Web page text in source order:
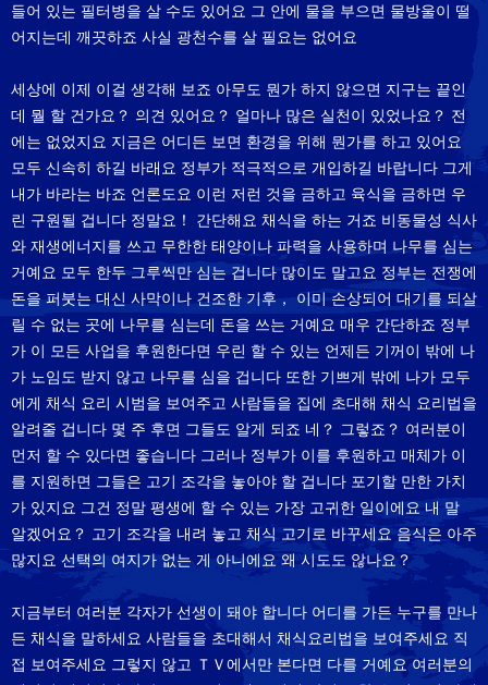
들어 있는 필터병을 살 수도 있어요 그 안에 물을 부으면 물방울이 떨
어지는데 깨끗하죠 사실 광천수를 살 필요는 없어요
세상에 이제 이걸 생각해 보죠 아무도 뭔가 하지 않으면 지구는 끝인
데 뭘 할 건가요？ 의견 있어요？ 얼마나 많은 실천이 있었나요？ 전
에는 없었지요 지금은 어디든 보면 환경을 위해 뭔가를 하고 있어요
모두 신속히 하길 바래요 정부가 적극적으로 개입하길 바랍니다 그게
내가 바라는 바죠 언론도요 이런 저런 것을 금하고 육식을 금하면 우
린 구원될 겁니다 정말요！ 간단해요 채식을 하는 거죠 비동물성 식사
와 재생에너지를 쓰고 무한한 태양이나 파력을 사용하며 나무를 심는
거예요 모두 한두 그루씩만 심는 겁니다 많이도 말고요 정부는 전쟁에
돈을 퍼붓는 대신 사막이나 건조한 기후， 이미 손상되어 대기를 되살
릴 수 없는 곳에 나무를 심는데 돈을 쓰는 거예요 매우 간단하죠 정부
가 이 모든 사업을 후원한다면 우린 할 수 있는 언제든 기꺼이 밖에 나
가 노임도 받지 않고 나무를 심을 겁니다 또한 기쁘게 밖에 나가 모두
에게 채식 요리 시범을 보여주고 사람들을 집에 초대해 채식 요리법을
알려줄 겁니다 몇 주 후면 그들도 알게 되죠 네？ 그렇죠？ 여러분이
먼저 할 수 있다면 좋습니다 그러나 정부가 이를 후원하고 매체가 이
를 지원하면 그들은 고기 조각을 놓아야 할 겁니다 포기할 만한 가치
가 있지요 그건 정말 평생에 할 수 있는 가장 고귀한 일이에요 내 말
알겠어요？ 고기 조각을 내려 놓고 채식 고기로 바꾸세요 음식은 아주
많지요 선택의 여지가 없는 게 아니에요 왜 시도도 않나요？
지금부터 여러분 각자가 선생이 돼야 합니다 어디를 가든 누구를 만나
든 채식을 말하세요 사람들을 초대해서 채식요리법을 보여주세요 직
접 보여주세요 그렇지 않고 ＴＶ에서만 본다면 다를 거예요 여러분의